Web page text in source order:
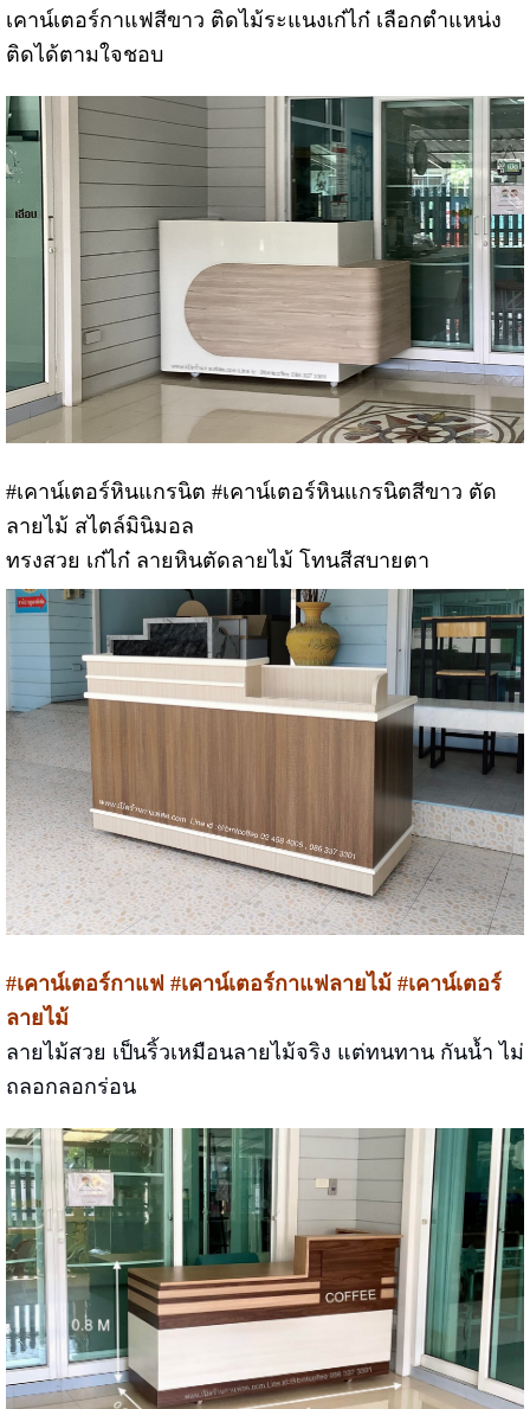
เคาน์เตอร์กาแฟสีขาว ติดไม้ระแนงเก๋ไก๋ เลือกตำแหน่ง
ติดได้ตามใจชอบ
#เคาน์เตอร์หินแกรนิต #เคาน์เตอร์หินแกรนิตสีขาว ตัด
ลายไม้ สไตล์มินิมอล
ทรงสวย เก๋ไก๋ ลายหินตัดลายไม้ โทนสีสบายตา
#เคาน์เตอร์กาแฟ #เคาน์เตอร์กาแฟลายไม้ #เคาน์เตอร์
ลายไม้
ลายไม้สวย เป็นริ้วเหมือนลายไม้จริง แต่ทนทาน กันน้ำ ไม่
ถลอกลอกร่อน